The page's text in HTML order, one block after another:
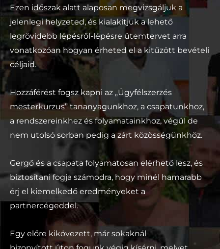
Ezen időszak alatt alaposan megvizsgáljuk a
jelenlegi helyzeted, és kialakítjuk a lehető
legrövidebb lépésről-lépésre ütemtervet arra
vonatkozóan hogyan érheted el a kitűzött bevételi
céljaid.
Hozzáférést fogsz kapni az „Ügyfélszerzés
mesterkurzus” tananyagunkhoz, a csapatunkhoz,
a rendszereinkhez és folyamatainkhoz, végül de
nem utolsó sorban pedig a zárt közösségünkhöz.
Gergő és a csapata folyamatosan elérhető lesz, és
biztosítani fogja számodra, hogy minél hamarabb
érj el kiemelkedő eredményeket a
partnercégeddel.
Egy előre kikövezett, már sokaknál